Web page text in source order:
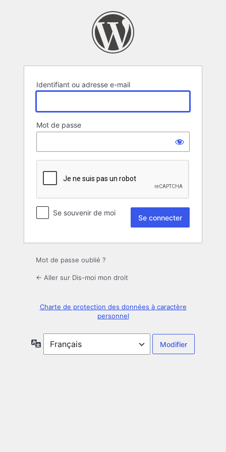
Identifiant ou adresse e-mail
Mot de passe
Se souvenir de moi
Mot de passe oublié ?
← Aller sur Dis-moi mon droit
Charte de protection des données à caractère
personnel
Langue